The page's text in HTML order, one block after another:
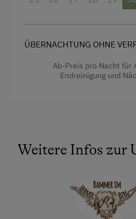
Backofen
Gitterbett
Kinderbett
ÜBERNACHTUNG OHNE
Ab-Preis pro Nacht für
Endreinigung und
Weitere Infos zur